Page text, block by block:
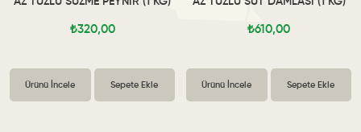
₺320,00
Sepete Ekle
Ürünü İncele
₺610,00
Sepete Ekle
Ürünü İncele